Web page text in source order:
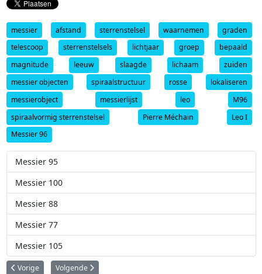
messier afstand sterrenstelsel waarnemen
graden
telescoop
sterrenstelsels lichtjaar groep
bepaald
magnitude
leeuw slaagde lichaam
zuiden
messier objecten
spiraalstructuur rosse
lokaliseren
messierobject
messierlijst leo
M96
spiraalvormig sterrenstelsel
Pierre Méchain
Leo I
Messier 96
Messier 95
Messier 100
Messier 88
Messier 77
Messier 105
Vorig artikel: Messier 97 (Uilnevel)
Vorige Volgende artikel: Messier 95
Volgende